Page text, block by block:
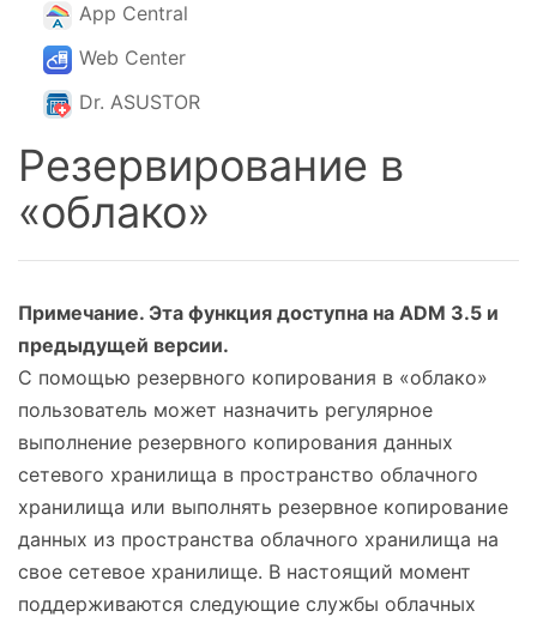
App Central
Web Center
Dr. ASUSTOR
Резервирование в
«облако»
Примечание. Эта функция доступна на ADM 3.5 и
предыдущей версии.
С помощью резервного копирования в «облако»
пользователь может назначить регулярное
выполнение резервного копирования данных
сетевого хранилища в пространство облачного
хранилища или выполнять резервное копирование
данных из пространства облачного хранилища на
свое сетевое хранилище. В настоящий момент
поддерживаются следующие службы облачных